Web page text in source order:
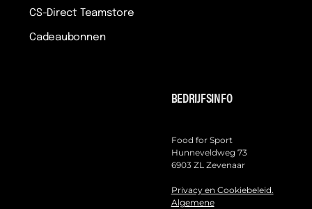
CS-Direct Teamstore
Cadeaubonnen
BEDRIJFSINFO
Food for Sport
Hunneveldweg 73
6903 ZL Zevenaar
Privacy en Cookiebeleid.
Algemene